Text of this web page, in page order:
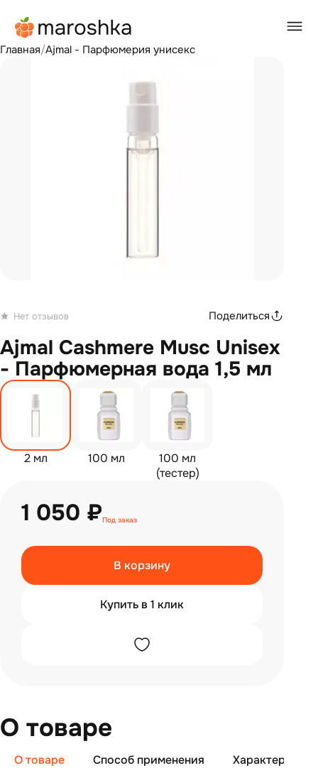
Главная/Ajmal - Парфюмерия унисекс
Нет отзывов Поделиться
Ajmal Cashmere Musc Unisex
- Парфюмерная вода 1,5 мл
2 мл 100 мл
100 мл
(тестер)
1 050 ₽Под заказ
В корзину
Купить в 1 клик
О товаре
О товаре Способ применения